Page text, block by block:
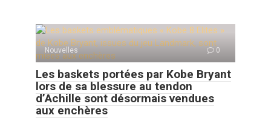
Nouvelles 0
Les baskets portées par Kobe Bryant
lors de sa blessure au tendon
d’Achille sont désormais vendues
aux enchères